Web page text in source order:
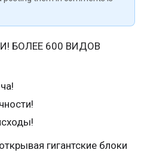
БОЛЕЕ 600 ВИДОВ
гигантские блоки